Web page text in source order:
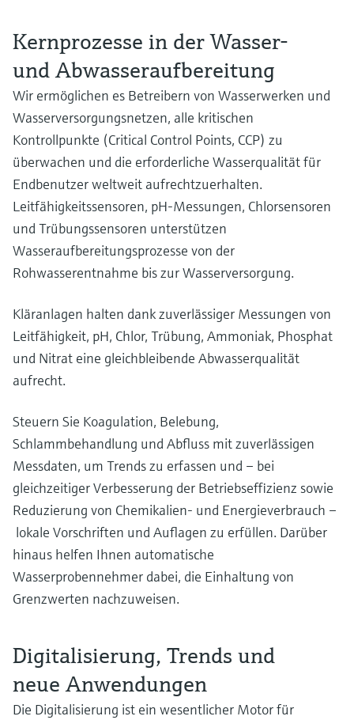
Kernprozesse in der Wasser-
und Abwasseraufbereitung
Wir ermöglichen es Betreibern von Wasserwerken und
Wasserversorgungsnetzen, alle kritischen
Kontrollpunkte (Critical Control Points, CCP) zu
überwachen und die erforderliche Wasserqualität für
Endbenutzer weltweit aufrechtzuerhalten.
Leitfähigkeitssensoren, pH-Messungen, Chlorsensoren
und Trübungssensoren unterstützen
Wasseraufbereitungsprozesse von der
Rohwasserentnahme bis zur Wasserversorgung.
Kläranlagen halten dank zuverlässiger Messungen von
Leitfähigkeit, pH, Chlor, Trübung, Ammoniak, Phosphat
und Nitrat eine gleichbleibende Abwasserqualität
aufrecht.
Steuern Sie Koagulation, Belebung,
Schlammbehandlung und Abfluss mit zuverlässigen
Messdaten, um Trends zu erfassen und – bei
gleichzeitiger Verbesserung der Betriebseffizienz sowie
Reduzierung von Chemikalien- und Energieverbrauch –
lokale Vorschriften und Auflagen zu erfüllen. Darüber
hinaus helfen Ihnen automatische
Wasserprobennehmer dabei, die Einhaltung von
Grenzwerten nachzuweisen.
Digitalisierung, Trends und
neue Anwendungen
Die Digitalisierung ist ein wesentlicher Motor für